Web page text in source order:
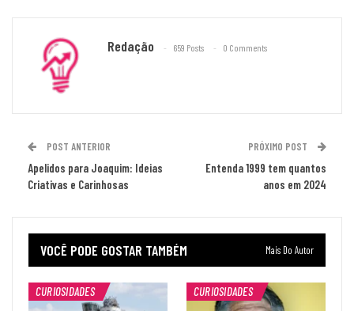
Redação 659 Posts 0 Comments
POST ANTERIOR
Apelidos para Joaquim: Ideias
Criativas e Carinhosas
PRÓXIMO POST
Entenda 1999 tem quantos
anos em 2024
VOCÊ PODE GOSTAR TAMBÉM Mais Do Autor
CURIOSIDADES CURIOSIDADES